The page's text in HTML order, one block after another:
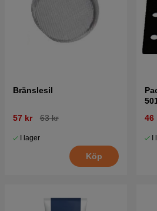
Bränslesil
57 kr 63 kr
I lager
Köp
46